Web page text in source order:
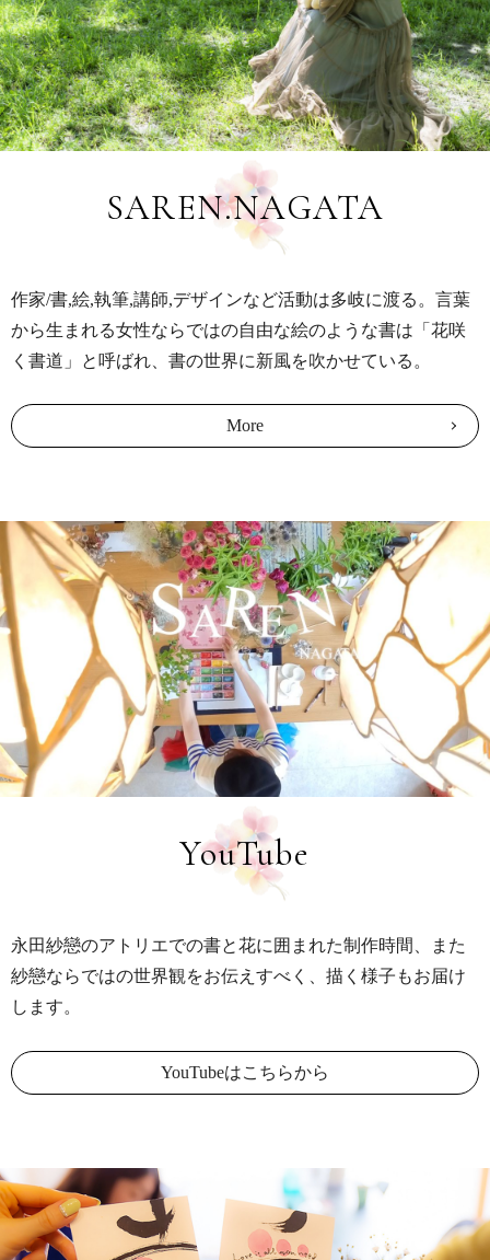
花咲く書道認定講師18期スタートのお知らせ
2026/02/10
新作・花咲く書道LINEスタンプ発売しました
2026/01/16
＜体験レッスン＞２月３月のご案内/永田紗戀会員レッスン
2026/01/16
＜作品提供＞浦安新聞・元旦号題字デザイン
2026/01/16
2026/01/01
元旦/ハイアット リージェンシー 東京ベイ 御来場御礼
ハイアット リージェンシー 東京ベイ 新春イベントのご案
内
2025/12/01
年末年始の営業に関するご案内
2025/11/08
<満員御礼>11/30(日)1dayクリスマスリースワークショップ
SAREN.NAGATA
作家/書,絵,執筆,講師,デザインなど活動は多岐に渡る。言葉
から生まれる女性ならではの自由な絵のような書は「花咲
く書道」と呼ばれ、書の世界に新風を吹かせている。
More
YouTube
永田紗戀のアトリエでの書と花に囲まれた制作時間、
また
紗戀ならではの世界観をお伝えすべく、描く様子もお届け
します。
YouTubeはこちらから